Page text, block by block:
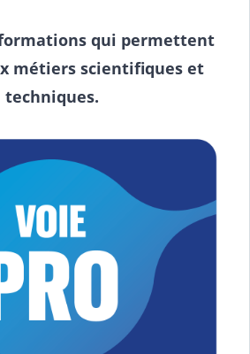
qui permettent
métiers scientifiques et
techniques.